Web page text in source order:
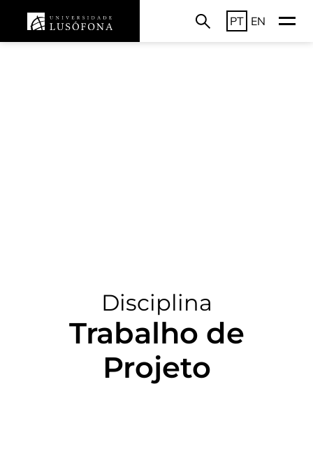
PT EN
Disciplina
Trabalho de
Projeto